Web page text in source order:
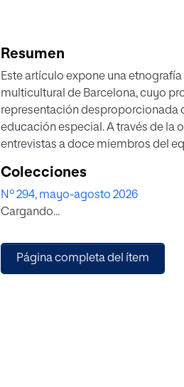
Resumen
Este artículo expone una
multicultural de Barcelona, cuyo
representación desproporcionada
educación especial. A través de la
entrevistas a doce miembros del
los discursos y procedimientos
de la capacidad que patologiza la
discapacidad y gestionándola a
educativas. Asimismo, el estudio
institución, un intento de
Colecciones
Nº 294, mayo-agosto 2026
Cargando...
Página completa del ítem